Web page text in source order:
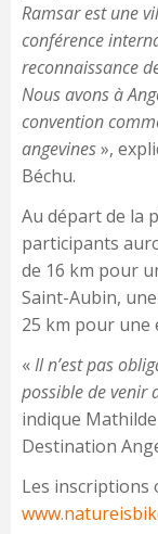
Ramsar est une
conférence
reconnaissance
Nous avons à
convention
angevines»,
Béchu.
Au départ de la
participants
de 16 km pour
Saint-Aubin,
25 km pour une
«Il n’est pas
possible de venir
indique
Destination
Les